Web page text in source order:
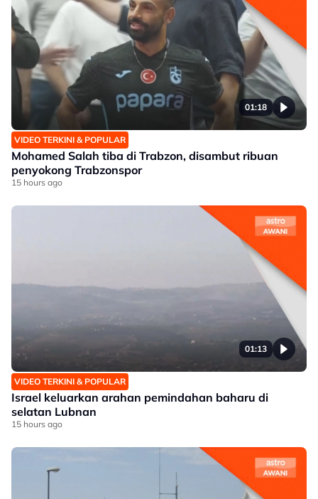
01:18
VIDEO TERKINI & POPULAR
Mohamed Salah tiba di Trabzon, disambut ribuan
penyokong Trabzonspor
15 hours ago
01:13
VIDEO TERKINI & POPULAR
Israel keluarkan arahan pemindahan baharu di
selatan Lubnan
15 hours ago